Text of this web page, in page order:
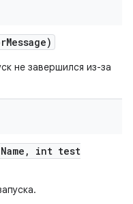
Message)
не завершился из-за
Name ,
int test